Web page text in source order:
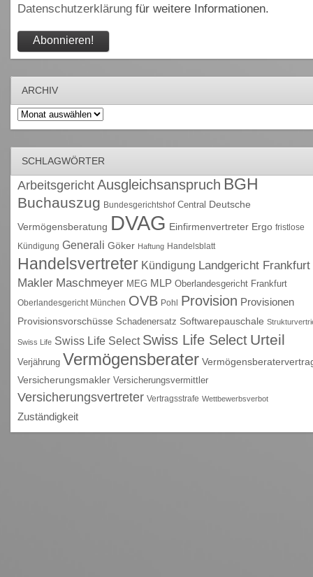
Datenschutzerklärungfür weitere Informationen.
ARCHIV
Archiv
SCHLAGWÖRTER
Arbeitsgericht Ausgleichsanspruch BGH
Buchauszug Bundesgerichtshof Central Deutsche
Vermögensberatung DVAG Einfirmenvertreter Ergo fristlose
Kündigung Generali Göker Haftung Handelsblatt
Handelsvertreter Kündigung Landgericht Frankfurt
Makler Maschmeyer MEG MLP Oberlandesgericht Frankfurt
Oberlandesgericht München OVB Pohl Provision Provisionen
Provisionsvorschüsse Schadenersatz Softwarepauschale
Swiss Life Swiss Life Select Swiss Life Select Urteil
Verjährung Vermögensberater
Versicherungsmakler Versicherungsvermittler
Versicherungsvertreter Vertragsstrafe Wettbewerbsverbot
Zuständigkeit